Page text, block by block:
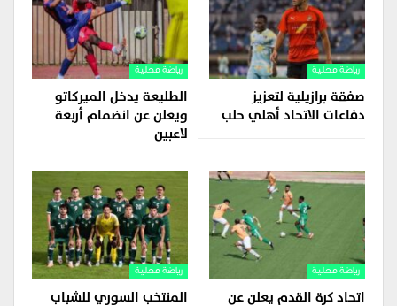
رياضة محلية
صفقة برازيلية لتعزيز
دفاعات الاتحاد أهلي حلب
رياضة محلية
الطليعة يدخل الميركاتو
ويعلن عن انضمام أربعة
لاعبين
رياضة محلية
اتحاد كرة القدم يعلن عن
رياضة محلية
المنتخب السوري للشباب